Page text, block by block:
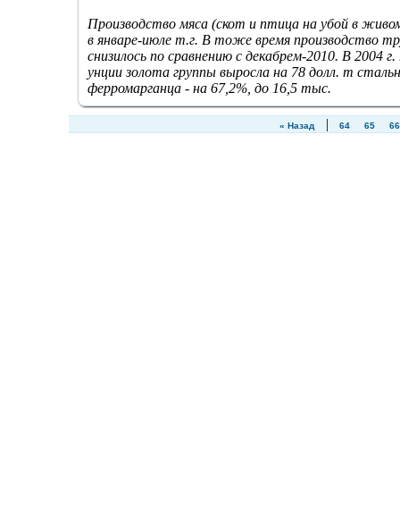
Производство мяса (скот и птица на убой в живом
в январе-июле т.г. В тоже время производство
снизилось по сравнению с декабрем-2010. В 2004
унции золота группы выросла на 78 долл. т
ферромарганца - на 67,2%, до 16,5 тыс.
« Назад | 64 65 66